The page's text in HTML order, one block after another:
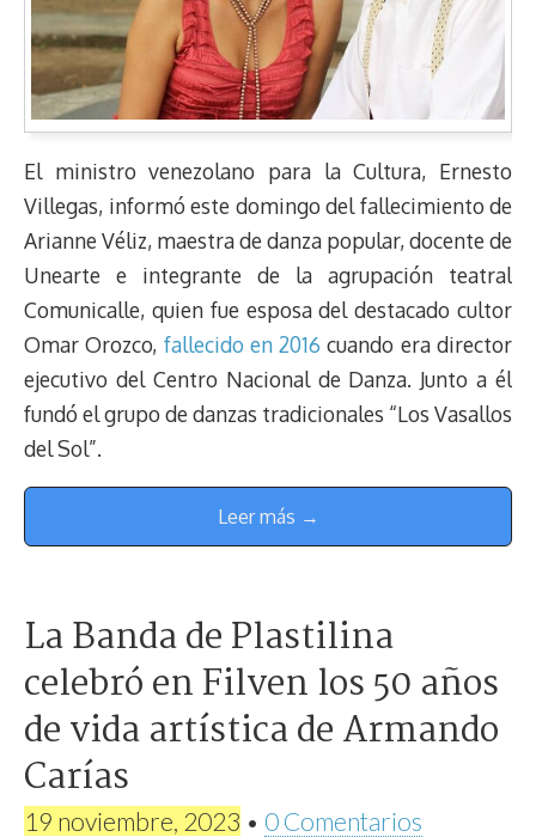
El ministro venezolano para la Cultura, Ernesto
Villegas, informó este domingo del fallecimiento de
Arianne Véliz, maestra de danza popular, docente de
Unearte e integrante de la agrupación teatral
Comunicalle, quien fue esposa del destacado cultor
Omar Orozco, fallecido en 2016 cuando era director
ejecutivo del Centro Nacional de Danza. Junto a él
fundó el grupo de danzas tradicionales “Los Vasallos
del Sol”.
Leer más →
La Banda de Plastilina
celebró en Filven los 50 años
de vida artística de Armando
Carías
19 noviembre, 2023 • 0 Comentarios